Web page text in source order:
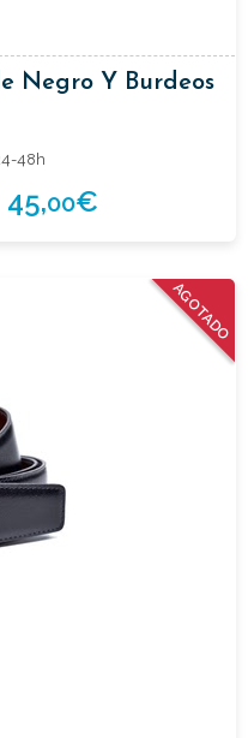
Negro Y Burdeos
48h
45,00€
AGOTADO